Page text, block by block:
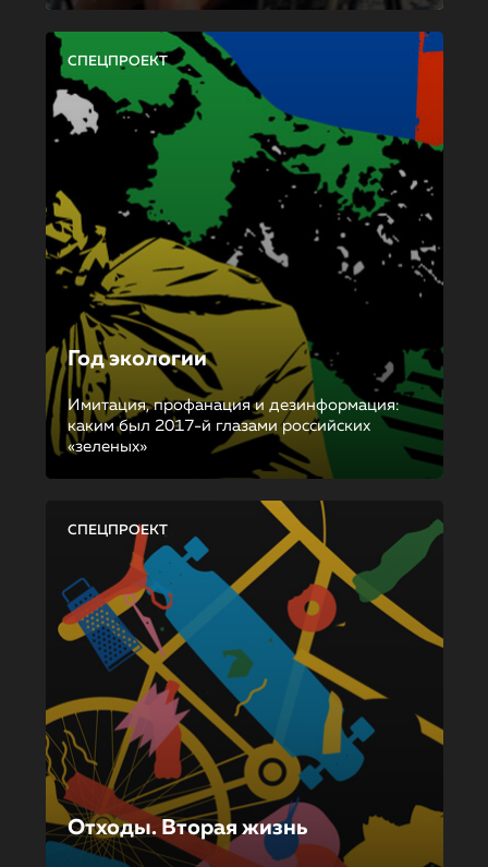
СПЕЦПРОЕКТ
Год экологии
Имитация, профанация и дезинформация:
каким был 2017-й глазами российских
«зеленых»
СПЕЦПРОЕКТ
Отходы. Вторая жизнь